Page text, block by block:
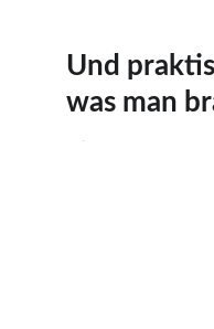
Und
was man